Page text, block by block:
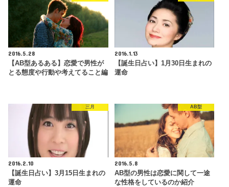
2016.5.28
【AB型あるある】恋愛で男性が
とる態度や行動や考えてること編
2016.1.13
【誕生日占い】1月30日生まれの
運命
三月
2016.2.10
【誕生日占い】3月15日生まれの
運命
AB型
2016.5.8
AB型の男性は恋愛に関して一途
な性格をしているのか紹介